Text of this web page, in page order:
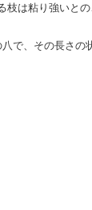
枝は粘り強いと
で、その長さの